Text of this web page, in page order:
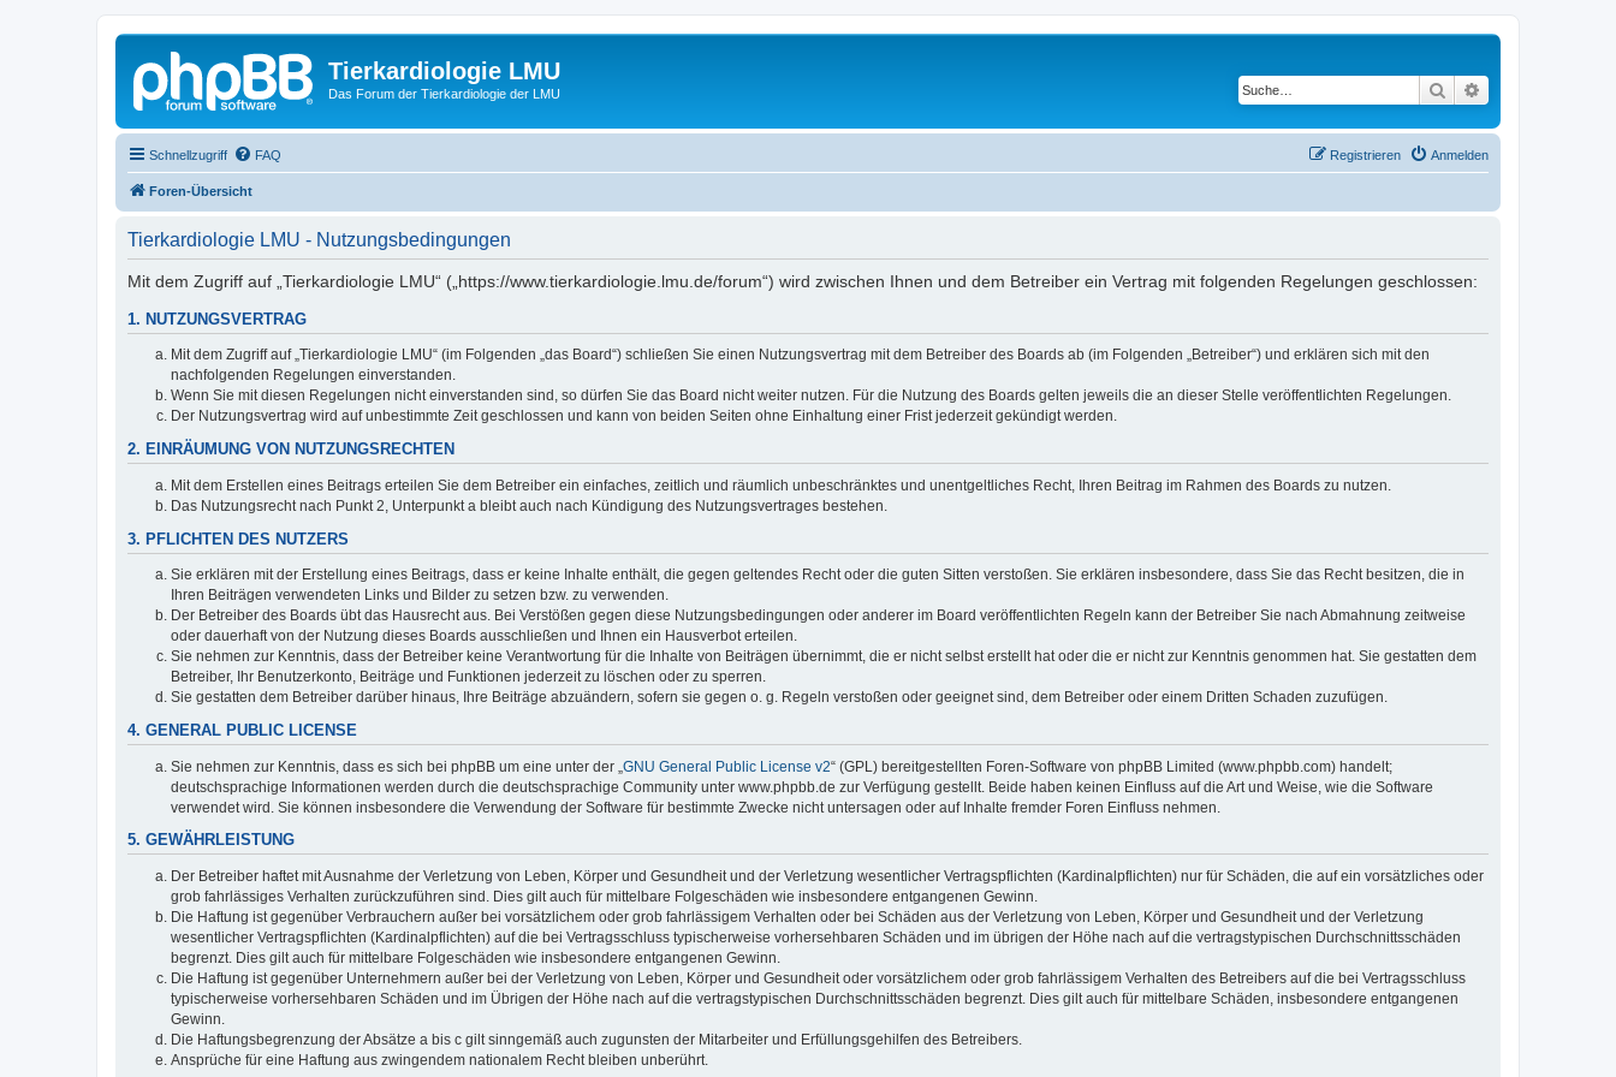
Tierkardiologie LMU
Das Forum der Tierkardiologie der LMU Suche
Schnellzugriff FAQ Anmelden
Registrieren
Foren-Übersicht
Tierkardiologie LMU - Nutzungsbedingungen
Mit dem Zugriff auf „Tierkardiologie LMU“ („https://www.tierkardiologie.lmu.de/forum“) wird zwischen Ihnen und dem Betreiber ein Vertrag mit folgenden Regelungen geschlossen:
1. NUTZUNGSVERTRAG
Mit dem Zugriff auf „Tierkardiologie LMU“ (im Folgenden „das Board“) schließen Sie einen Nutzungsvertrag mit dem Betreiber des Boards ab (im Folgenden „Betreiber“) und erklären sich mit den
nachfolgenden Regelungen einverstanden.
Wenn Sie mit diesen Regelungen nicht einverstanden sind, so dürfen Sie das Board nicht weiter nutzen. Für die Nutzung des Boards gelten jeweils die an dieser Stelle veröffentlichten Regelungen.
Der Nutzungsvertrag wird auf unbestimmte Zeit geschlossen und kann von beiden Seiten ohne Einhaltung einer Frist jederzeit gekündigt werden.
2. EINRÄUMUNG VON NUTZUNGSRECHTEN
Mit dem Erstellen eines Beitrags erteilen Sie dem Betreiber ein einfaches, zeitlich und räumlich unbeschränktes und unentgeltliches Recht, Ihren Beitrag im Rahmen des Boards zu nutzen.
Das Nutzungsrecht nach Punkt 2, Unterpunkt a bleibt auch nach Kündigung des Nutzungsvertrages bestehen.
3. PFLICHTEN DES NUTZERS
Sie erklären mit der Erstellung eines Beitrags, dass er keine Inhalte enthält, die gegen geltendes Recht oder die guten Sitten verstoßen. Sie erklären insbesondere, dass Sie das Recht besitzen, die in
Ihren Beiträgen verwendeten Links und Bilder zu setzen bzw. zu verwenden.
Der Betreiber des Boards übt das Hausrecht aus. Bei Verstößen gegen diese Nutzungsbedingungen oder anderer im Board veröffentlichten Regeln kann der Betreiber Sie nach Abmahnung zeitweise
oder dauerhaft von der Nutzung dieses Boards ausschließen und Ihnen ein Hausverbot erteilen.
Sie nehmen zur Kenntnis, dass der Betreiber keine Verantwortung für die Inhalte von Beiträgen übernimmt, die er nicht selbst erstellt hat oder die er nicht zur Kenntnis genommen hat. Sie gestatten dem
Betreiber, Ihr Benutzerkonto, Beiträge und Funktionen jederzeit zu löschen oder zu sperren.
Sie gestatten dem Betreiber darüber hinaus, Ihre Beiträge abzuändern, sofern sie gegen o. g. Regeln verstoßen oder geeignet sind, dem Betreiber oder einem Dritten Schaden zuzufügen.
4. GENERAL PUBLIC LICENSE
Sie nehmen zur Kenntnis, dass es sich bei phpBB um eine unter der „ GNU General Public License v2“ (GPL) bereitgestellten Foren-Software von phpBB Limited (www.phpbb.com) handelt;
deutschsprachige Informationen werden durch die deutschsprachige Community unter www.phpbb.de zur Verfügung gestellt. Beide haben keinen Einfluss auf die Art und Weise, wie die Software
verwendet wird. Sie können insbesondere die Verwendung der Software für bestimmte Zwecke nicht untersagen oder auf Inhalte fremder Foren Einfluss nehmen.
5. GEWÄHRLEISTUNG
Der Betreiber haftet mit Ausnahme der Verletzung von Leben, Körper und Gesundheit und der Verletzung wesentlicher Vertragspflichten (Kardinalpflichten) nur für Schäden, die auf ein vorsätzliches oder
grob fahrlässiges Verhalten zurückzuführen sind. Dies gilt auch für mittelbare Folgeschäden wie insbesondere entgangenen Gewinn.
Die Haftung ist gegenüber Verbrauchern außer bei vorsätzlichem oder grob fahrlässigem Verhalten oder bei Schäden aus der Verletzung von Leben, Körper und Gesundheit und der Verletzung
wesentlicher Vertragspflichten (Kardinalpflichten) auf die bei Vertragsschluss typischerweise vorhersehbaren Schäden und im übrigen der Höhe nach auf die vertragstypischen Durchschnittsschäden
begrenzt. Dies gilt auch für mittelbare Folgeschäden wie insbesondere entgangenen Gewinn.
Die Haftung ist gegenüber Unternehmern außer bei der Verletzung von Leben, Körper und Gesundheit oder vorsätzlichem oder grob fahrlässigem Verhalten des Betreibers auf die bei Vertragsschluss
typischerweise vorhersehbaren Schäden und im Übrigen der Höhe nach auf die vertragstypischen Durchschnittsschäden begrenzt. Dies gilt auch für mittelbare Schäden, insbesondere entgangenen
Gewinn.
Die Haftungsbegrenzung der Absätze a bis c gilt sinngemäß auch zugunsten der Mitarbeiter und Erfüllungsgehilfen des Betreibers.
Ansprüche für eine Haftung aus zwingendem nationalem Recht bleiben unberührt.